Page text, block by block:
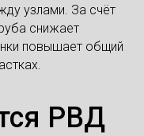
узлами. За счёт
снижает
повышает общий
РВД